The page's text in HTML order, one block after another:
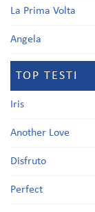
La Prima Volta
Angela
TOP TESTI
Iris
Another Love
Disfruto
Perfect